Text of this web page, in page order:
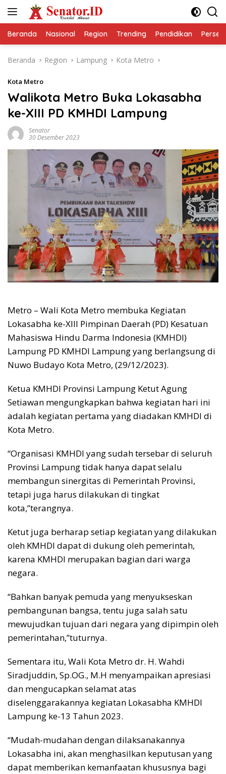
Beranda Nasional Region Trending Pendidikan
Beranda Region Lampung Kota Metro
Kota Metro
Walikota Metro Buka Lokasabha
ke-XIII PD KMHDI Lampung
Senator
30 Desember 2023
Metro – Wali Kota Metro membuka Kegiatan
Lokasabha ke-XIII Pimpinan Daerah (PD) Kesatuan
Mahasiswa Hindu Darma Indonesia (KMHDI)
Lampung PD KMHDI Lampung yang berlangsung di
Nuwo Budayo Kota Metro, (29/12/2023).
Ketua KMHDI Provinsi Lampung Ketut Agung
Setiawan mengungkapkan bahwa kegiatan hari ini
adalah kegiatan pertama yang diadakan KMHDI di
Kota Metro.
“Organisasi KMHDI yang sudah tersebar di seluruh
Provinsi Lampung tidak hanya dapat selalu
membangun sinergitas di Pemerintah Provinsi,
tetapi juga harus dilakukan di tingkat
kota,”terangnya.
Ketut juga berharap setiap kegiatan yang dilakukan
oleh KMHDI dapat di dukung oleh pemerintah,
karena KMHDI merupakan bagian dari warga
negara.
“Bahkan banyak pemuda yang menyukseskan
pembangunan bangsa, tentu juga salah satu
mewujudkan tujuan dari negara yang dipimpin oleh
pemerintahan,”tuturnya.
Sementara itu, Wali Kota Metro dr. H. Wahdi
Siradjuddin, Sp.OG., M.H menyampaikan apresiasi
dan mengucapkan selamat atas
diselenggarakannya kegiatan Lokasabha KMHDI
Lampung ke-13 Tahun 2023.
“Mudah-mudahan dengan dilaksanakannya
Lokasabha ini, akan menghasilkan keputusan yang
dapat memberikan kemanfaatan khususnya bagi